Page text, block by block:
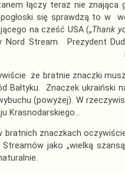
łączy teraz nie
się sprawdzą to w
na cześć USA („Thank
Nord Stream. Prezydent
że bratnie znaczki
Bałtyku. Znaczek ukraiński
(powyżej). W
Krasnodarskiego…
bratnich znaczkach
Streamów jako „wielką